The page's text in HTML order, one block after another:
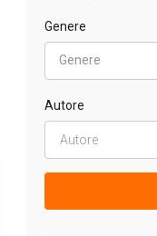
Genere
Genere
Autore